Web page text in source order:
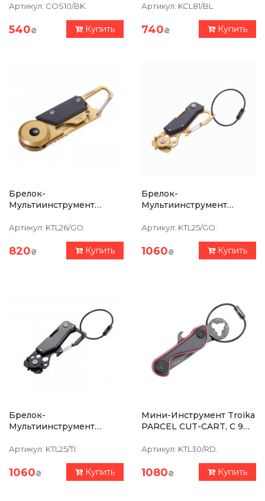
Артикул: COS10/BK.
540₴ Купить
Артикул: KCL81/BL.
740₴ Купить
Брелок-
Мультиинструмент
Функций, Золотистый
Артикул: KTL26/GO.
820₴ Купить
Брелок-
Мультиинструмент
Функций, Золотистый
Артикул: KTL25/GO.
1060₴ Купить
Брелок-
Мультиинструмент
Функций, Черный
Артикул: KTL25/TI.
1060₴ Купить
Мини-Инструмент Troika
PARCEL CUT-CART, С 9
Красный
Артикул: KTL30/RD.
1080₴ Купить